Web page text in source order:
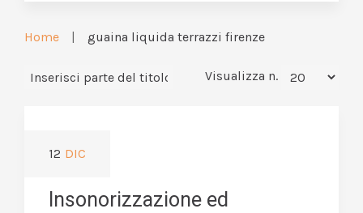
Home guaina liquida terrazzi firenze
Visualizza n.
12 DIC
Insonorizzazione ed